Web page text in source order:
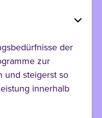
der
zur
und steigerst so
innerhalb